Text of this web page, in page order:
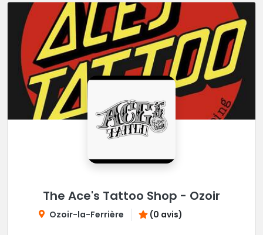
The Ace's Tattoo Shop - Ozoir
Ozoir-la-Ferrière (0 avis)